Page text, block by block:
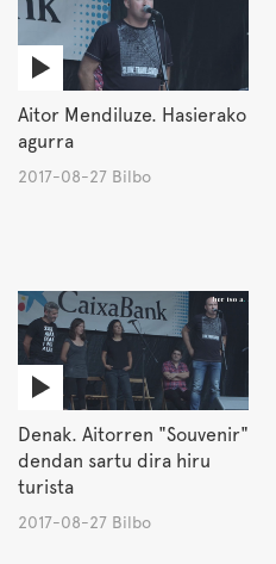
Aitor Mendiluze. Hasierako
agurra
2017-08-27 Bilbo
Denak. Aitorren "Souvenir"
dendan sartu dira hiru
turista
2017-08-27 Bilbo